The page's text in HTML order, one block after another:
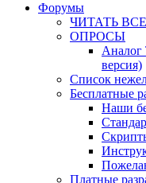
Форумы
ЧИТАТЬ
ОПРОСЫ
Аналог
версия)
Список
Бесплатные
Наши
Платные